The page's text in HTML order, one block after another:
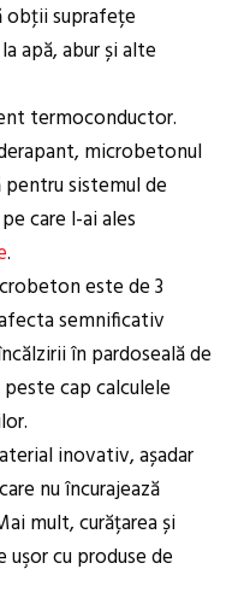
obţii suprafețe
apă, abur și alte
termoconductor.
microbetonul
sistemul de
care l-ai ales
.
este de 3
semnificativ
în pardoseală de
cap calculele
inovativ, așadar
nu încurajează
mult, curățarea și
cu produse de